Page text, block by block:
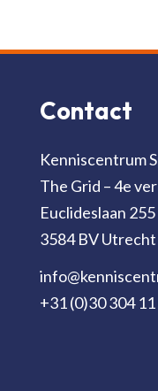
Contact
Kenniscentrum
The Grid – 4e
Euclideslaan 255
3584 BV Utrecht
+31 (0)30 304